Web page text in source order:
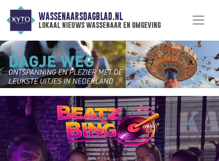
WASSENAARSDAGBLAD.NL
lokaal nieuws wassenaar en omgeving